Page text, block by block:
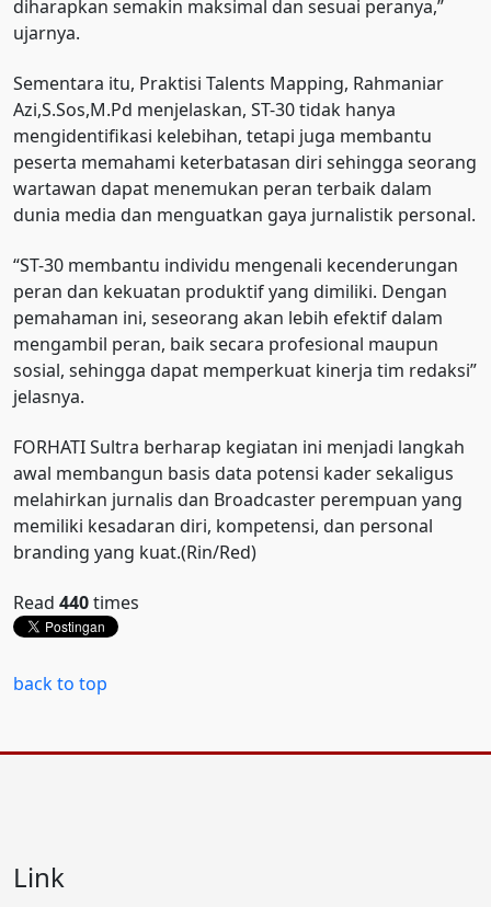
diharapkan semakin maksimal dan sesuai peranya,”
ujarnya.
Sementara itu, Praktisi Talents Mapping, Rahmaniar
Azi,S.Sos,M.Pd menjelaskan, ST-30 tidak hanya
mengidentifikasi kelebihan, tetapi juga membantu
peserta memahami keterbatasan diri sehingga seorang
wartawan dapat menemukan peran terbaik dalam
dunia media dan menguatkan gaya jurnalistik personal.
“ST-30 membantu individu mengenali kecenderungan
peran dan kekuatan produktif yang dimiliki. Dengan
pemahaman ini, seseorang akan lebih efektif dalam
mengambil peran, baik secara profesional maupun
sosial, sehingga dapat memperkuat kinerja tim redaksi”
jelasnya.
FORHATI Sultra berharap kegiatan ini menjadi langkah
awal membangun basis data potensi kader sekaligus
melahirkan jurnalis dan Broadcaster perempuan yang
memiliki kesadaran diri, kompetensi, dan personal
branding yang kuat.(Rin/Red)
Read 440times
back to top
Link